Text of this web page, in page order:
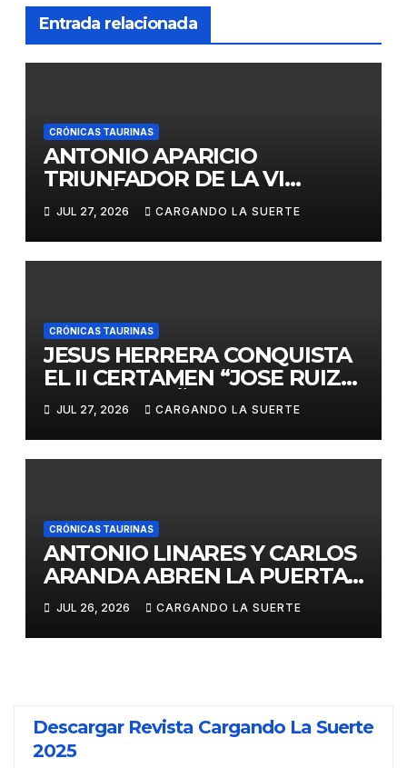
Entrada relacionada
CRÓNICAS TAURINAS
ANTONIO APARICIO
TRIUNFADOR DE LA VI
EDICIÓN DEL CERTAMEN
«VILLA DE LA SOLANA»
JUL 27, 2026 CARGANDO LA SUERTE
CRÓNICAS TAURINAS
JESUS HERRERA CONQUISTA
EL II CERTAMEN “JOSE RUIZ
CALATRAVEÑO”
JUL 27, 2026 CARGANDO LA SUERTE
CRÓNICAS TAURINAS
ANTONIO LINARES Y CARLOS
ARANDA ABREN LA PUERTA
GRANDE EN LA CORRIDA DE
FERIA DE ALMADÉN
JUL 26, 2026 CARGANDO LA SUERTE
Descargar Revista Cargando La Suerte
2025